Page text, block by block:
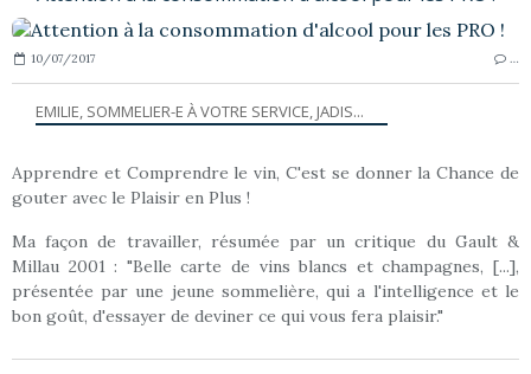
10/07/2017
EMILIE, SOMMELIER-E À VOTRE SERVICE, JADIS...
Apprendre et Comprendre le vin, C'est se donner la Chance de
gouter avec le Plaisir en Plus !
Ma façon de travailler, résumée par un critique du Gault &
Millau 2001 : "Belle carte de vins blancs et champagnes, [...],
présentée par une jeune sommelière, qui a l'intelligence et le
bon goût, d'essayer de deviner ce qui vous fera plaisir."